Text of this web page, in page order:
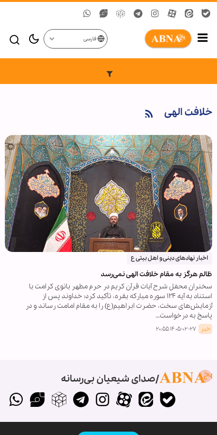
فارسی
خلافت الهی
اخبار نهادهای دینی و اهل بیتی ع
ظالم هرگز به مقام خلافت الهی نمی‌رسد
سخنران محفل شرح آیات قرآن کریم در حرم مطهر بانوی کرامت با
استناد به آیه ۱۲۴ سوره مبارکه بقره، تأکید کرد: خداوند پس از
آزمایش‌های سخت، حضرت ابراهیم(ع) را به مقام امامت رساند و در
پاسخ به درخواست…
خبر ۱۴۰۵-۰۲-۲۷ ۲۰:۵۵
صدای شیعیان بی‌رسانه